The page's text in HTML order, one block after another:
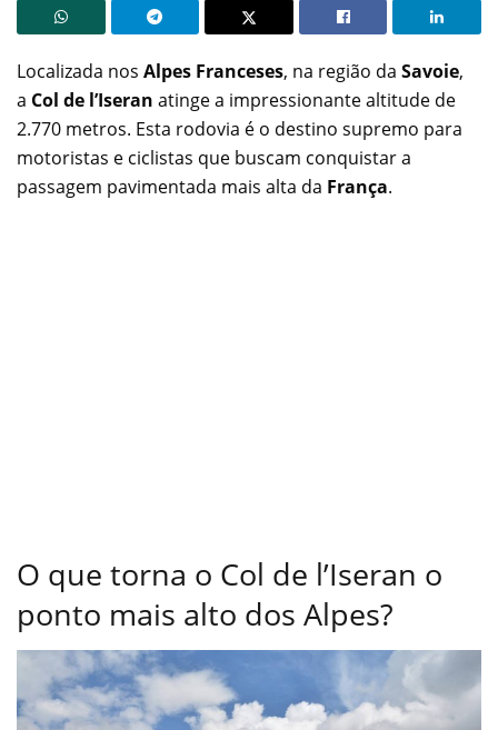
Localizada nos Alpes Franceses, na região da Savoie,
a Col de l’Iseran atinge a impressionante altitude de
2.770 metros. Esta rodovia é o destino supremo para
motoristas e ciclistas que buscam conquistar a
passagem pavimentada mais alta da França.
O que torna o Col de l’Iseran o
ponto mais alto dos Alpes?